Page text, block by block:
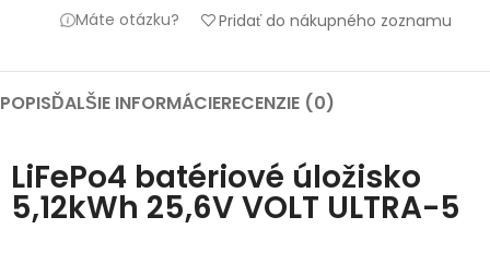
Máte otázku? Pridať do nákupného zoznamu
POPISĎALŠIE INFORMÁCIERECENZIE (0)
LiFePo4 batériové úložisko
5,12kWh 25,6V VOLT ULTRA-5